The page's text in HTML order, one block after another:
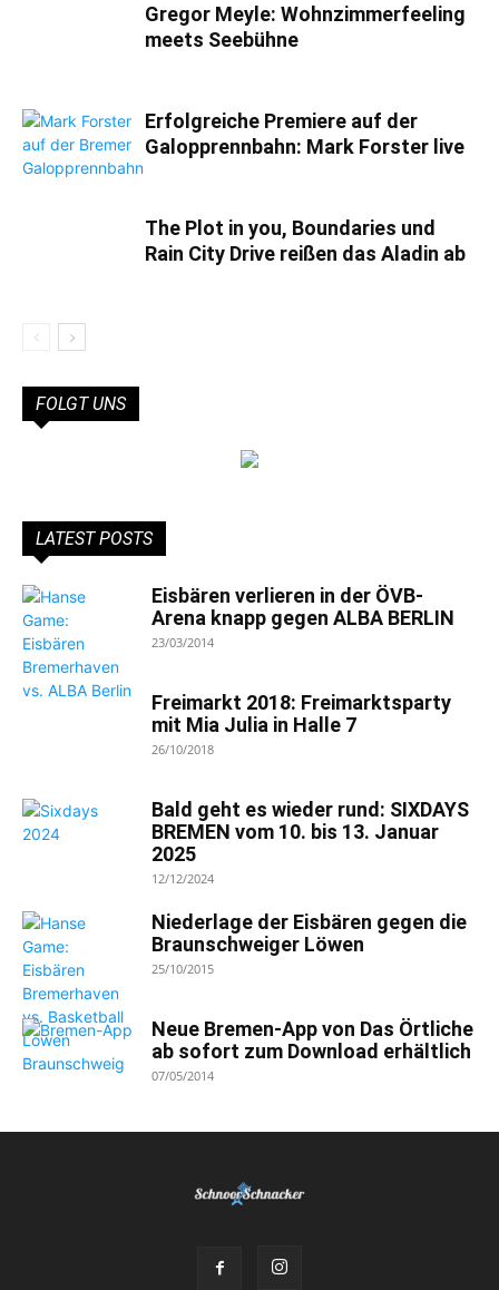
Gregor Meyle: Wohnzimmerfeeling
meets Seebühne
Erfolgreiche Premiere auf der
Galopprennbahn: Mark Forster live
The Plot in you, Boundaries und
Rain City Drive reißen das Aladin ab
FOLGT UNS
LATEST POSTS
Eisbären verlieren in der ÖVB-
Arena knapp gegen ALBA BERLIN
23/03/2014
Freimarkt 2018: Freimarktsparty
mit Mia Julia in Halle 7
26/10/2018
Bald geht es wieder rund: SIXDAYS
BREMEN vom 10. bis 13. Januar
2025
12/12/2024
Niederlage der Eisbären gegen die
Braunschweiger Löwen
25/10/2015
Neue Bremen-App von Das Örtliche
ab sofort zum Download erhältlich
07/05/2014